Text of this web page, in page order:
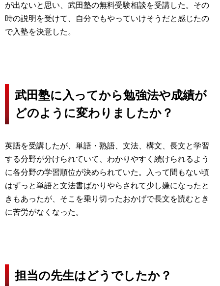
が出ないと思い、武田塾の無料受験相談を受講した。その
時の説明を受けて、自分でもやっていけそうだと感じたの
で入塾を決意した。
武田塾に入ってから勉強法や成績が
どのように変わりましたか？
英語を受講したが、単語・熟語、文法、構文、長文と学習
する分野が分けられていて、わかりやすく続けられるよう
に各分野の学習順位が決められていた。入って間もない頃
はずっと単語と文法書ばかりやらされて少し嫌になったと
きもあったが、そこを乗り切ったおかげで長文を読むとき
に苦労がなくなった。
担当の先生はどうでしたか？